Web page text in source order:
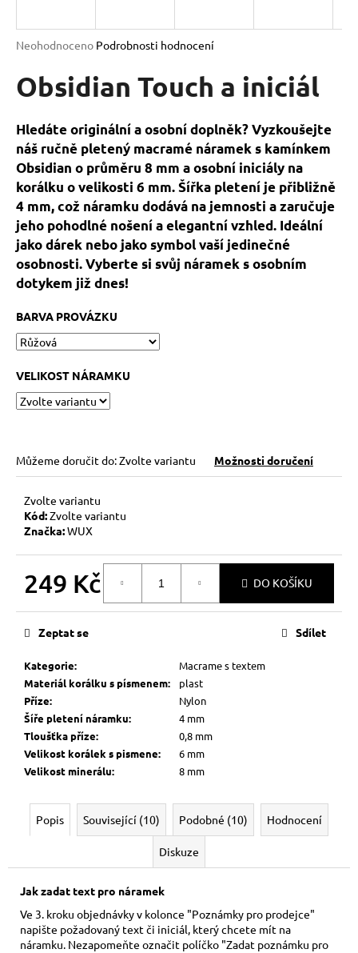
Průměrné
produktu
je
5
hvězdiček.
Neohodnoceno Podrobnosti hodnocení
Obsidian Touch a iniciál
Hledáte originální a osobní doplněk? Vyzkoušejte
náš ručně pletený macramé náramek s kamínkem
Obsidian o průměru 8 mm a osobní iniciály na
korálku o velikosti 6 mm. Šířka pletení je přibližně
4 mm, což náramku dodává na jemnosti a zaručuje
jeho pohodlné nošení a elegantní vzhled. Ideální
jako dárek nebo jako symbol vaší jedinečné
osobnosti. Vyberte si svůj náramek s osobním
dotykem již dnes!
BARVA PROVÁZKU
VELIKOST NÁRAMKU
Můžeme doručit do:Zvolte variantu Možnosti doručení
Zvolte variantu
Kód:Zvolte variantu
Značka:WUX
249 Kč DO KOŠÍKU
Kategorie:
Macrame s textem
Materiál korálku s písmenem:
plast
Příze:
Nylon
Šíře pletení náramku:
4 mm
Tloušťka příze:
0,8 mm
Velikost korálek s pismene:
6 mm
Velikost minerálu: 8 mm
Zeptat se Sdílet
Popis Související (10) Podobné (10) Hodnocení
Diskuze
Jak zadat text pro náramek
Ve 3. kroku objednávky v kolonce "Poznámky pro prodejce"
napište požadovaný text či iniciál, který chcete mít na
náramku. Nezapomeňte označit políčko "Zadat poznámku pro
j
t
?
HLEDAT
D
o
p
o
r
u
u
j
e
NÁRAMEK
BLÍŽENCI
269